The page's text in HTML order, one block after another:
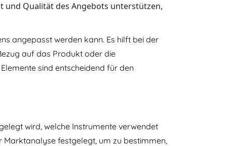
und Qualität des Angebots unterstützen,
angepasst werden kann. Es hilft bei der
auf das Produkt oder die
sind entscheidend für den
wird, welche Instrumente verwendet
Marktanalyse festgelegt, um zu bestimmen,